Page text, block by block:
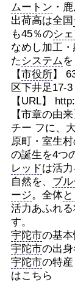
ムートン ・
出荷高は全国
も45％のシ
なめし加工
た システム
【市役所】
区下井足17-
【URL】
【市章の由来
チー フに、
原町・室生
の誕生を4つ
レッドは活力
自然を、 ブル
ージ。全体と
活力あふれ
す。
宇陀市の基
宇陀市の出
宇陀市の特産
はこちら